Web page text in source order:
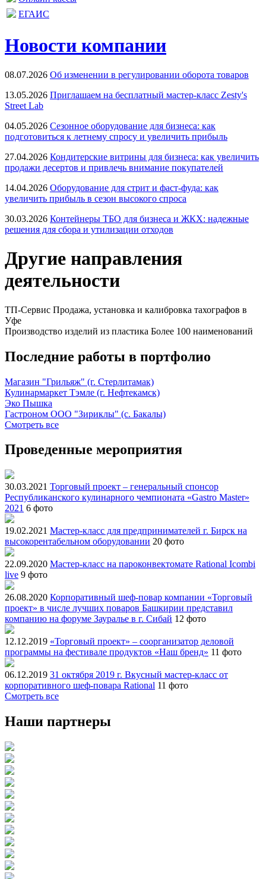
ЕГАИС
Новости компании
08.07.2026 Об изменении в регулировании оборота товаров
13.05.2026 Приглашаем на бесплатный мастер-класс Zesty's
Street Lab
04.05.2026 Сезонное оборудование для бизнеса: как
подготовиться к летнему спросу и увеличить прибыль
27.04.2026 Кондитерские витрины для бизнеса: как увеличить
продажи десертов и привлечь внимание покупателей
14.04.2026 Оборудование для стрит и фаст-фуда: как
увеличить прибыль в сезон высокого спроса
30.03.2026 Контейнеры ТБО для бизнеса и ЖКХ: надежные
решения для сбора и утилизации отходов
Другие направления
деятельности
ТП-Сервис Продажа, установка и калибровка тахографов в
Уфе
Производство изделий из пластика Более 100 наименований
Последние работы в портфолио
Магазин "Грильяж" (г. Стерлитамак)
Кулинармаркет Тэмле (г. Нефтекамск)
Эко Пышка
Гастроном ООО "Зириклы" (с. Бакалы)
Смотреть все
Проведенные мероприятия
30.03.2021 Торговый проект – генеральный спонсор
Республиканского кулинарного чемпионата «Gastro Master»
2021 6 фото
19.02.2021 Мастер-класс для предпринимателей г. Бирск на
высокорентабельном оборудовании 20 фото
22.09.2020 Мастер-класс на пароконвектомате Rational Icombi
live 9 фото
26.08.2020 Корпоративный шеф-повар компании «Торговый
проект» в числе лучших поваров Башкирии представил
компанию на форуме Зауралье в г. Сибай 12 фото
12.12.2019 «Торговый проект» – соорганизатор деловой
программы на фестивале продуктов «Наш бренд» 11 фото
06.12.2019 31 октября 2019 г. Вкусный мастер-класс от
корпоративного шеф-повара Rational 11 фото
Смотреть все
Наши партнеры